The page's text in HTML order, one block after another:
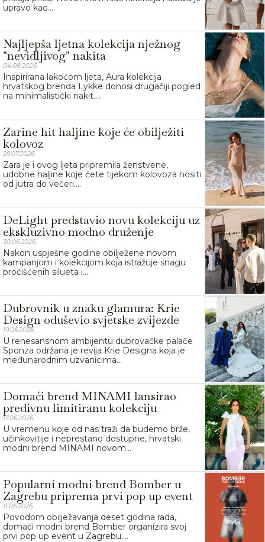
upravo kao...
Najljepša ljetna kolekcija nježnog
"nevidljivog" nakita
04.08.2026.
Inspirirana lakoćom ljeta, Aura kolekcija
hrvatskog brenda Lykke donosi drugačiji pogled
na minimalistički nakit....
Zarine hit haljine koje će obilježiti
kolovoz
29.07.2026.
Zara je i ovog ljeta pripremila ženstvene,
udobne haljine koje ćete tijekom kolovoza nositi
od jutra do večeri....
DeLight predstavio novu kolekciju uz
ekskluzivno modno druženje
30.06.2026.
Nakon uspješne godine obilježene novom
kampanjom i kolekcijom koja istražuje snagu
pročišćenih silueta i...
Dubrovnik u znaku glamura: Krie
Design oduševio svjetske zvijezde
19.06.2026.
U renesansnom ambijentu dubrovačke palače
Sponza održana je revija Krie Designa koja je
međunarodnim uzvanicima...
Domaći brend MINAMI lansirao
predivnu limitiranu kolekciju
17.06.2026.
U vremenu koje od nas traži da budemo brže,
učinkovitije i neprestano dostupne, hrvatski
modni brend MINAMI novom...
Popularni modni brend Bomber u
Zagrebu priprema prvi pop up event
11.06.2026.
Povodom obilježavanja deset godina rada,
domaći modni brend Bomber organizira svoj
prvi pop up event u Zagrebu....